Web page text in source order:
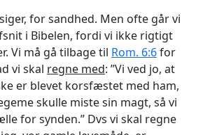
for sandhed. Men ofte går vi
i Bibelen, fordi vi ikke rigtigt
Vi må gå tilbage til Rom. 6:6for
vi skal regne med: ”Vi ved jo, at
er blevet korsfæstet med ham,
skulle miste sin magt, så vi
for synden.” Dvs vi skal regne